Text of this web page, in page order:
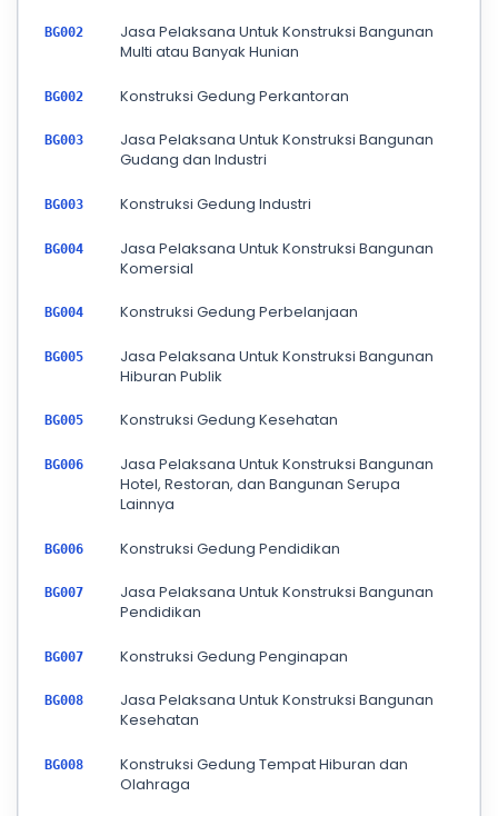
BG002
Jasa Pelaksana Untuk Konstruksi Bangunan
Multi atau Banyak Hunian
BG002 Konstruksi Gedung Perkantoran
BG003
Jasa Pelaksana Untuk Konstruksi Bangunan
Gudang dan Industri
BG003 Konstruksi Gedung Industri
BG004
Jasa Pelaksana Untuk Konstruksi Bangunan
Komersial
BG004 Konstruksi Gedung Perbelanjaan
BG005
Jasa Pelaksana Untuk Konstruksi Bangunan
Hiburan Publik
BG005 Konstruksi Gedung Kesehatan
BG006
Jasa Pelaksana Untuk Konstruksi Bangunan
Hotel, Restoran, dan Bangunan Serupa
Lainnya
BG006 Konstruksi Gedung Pendidikan
BG007
Jasa Pelaksana Untuk Konstruksi Bangunan
Pendidikan
BG007 Konstruksi Gedung Penginapan
BG008
Jasa Pelaksana Untuk Konstruksi Bangunan
Kesehatan
BG008
Konstruksi Gedung Tempat Hiburan dan
Olahraga